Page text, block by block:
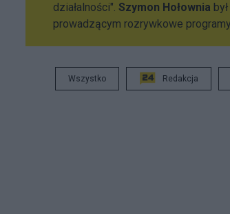
działalności". Szymon Hołownia
prowadzącym rozrywkowe
Wszystko Redakcja